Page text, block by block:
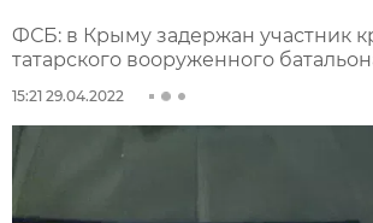
ФСБ: в Крыму задержан участник
татарского вооруженного
15:21 29.04.2022